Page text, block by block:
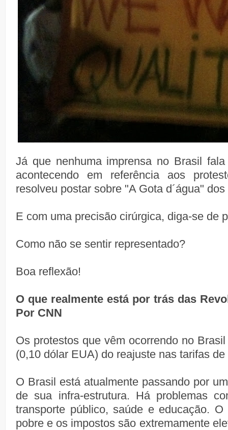
Já que nenhuma imprensa no Brasil
acontecendo em referência aos
resolveu postar sobre "A Gota d´água"
E com uma precisão cirúrgica, diga-se de
Como não se sentir representado?
Boa reflexão!
O que realmente está por trás das
Por CNN
Os protestos que vêm ocorrendo no
(0,10 dólar EUA) do reajuste nas tarifas
O Brasil está atualmente passando por
de sua infra-estrutura. Há problemas
transporte público, saúde e educação.
pobre e os impostos são extremamente